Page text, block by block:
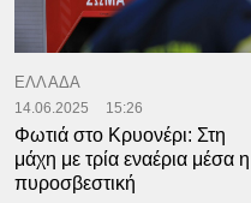
ΕΛΛΑΔΑ
14.06.2025 15:26
Φωτιά στο Κρυονέρι: Στη
μάχη με τρία εναέρια μέσα η
πυροσβεστική